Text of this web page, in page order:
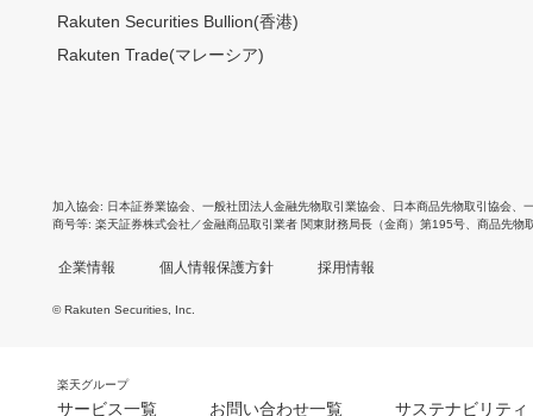
Rakuten Securities Bullion(香港)
Rakuten Trade(マレーシア)
加入協会 日本証券業協会 一般社団法人金融先物取引業協会 日本商品先物取引協会
商号等 楽天証券株式会社／金融商品取引業者 関東財務局長（金商）第195号、商品先物
企業情報 個人情報保護方針 採用情報
© Rakuten Securities, Inc.
楽天グループ
サービス一覧 お問い合わせ一覧 サステナビリティ